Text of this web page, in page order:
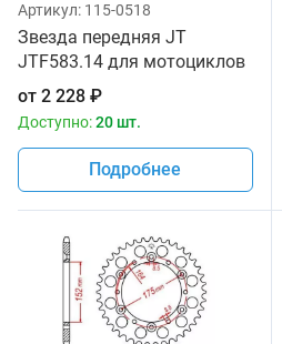
Артикул: 115-0518
Звезда передняя JT
JTF583.14 для мотоциклов
от 2 228 ₽
Доступно:20 шт.
Подробнее